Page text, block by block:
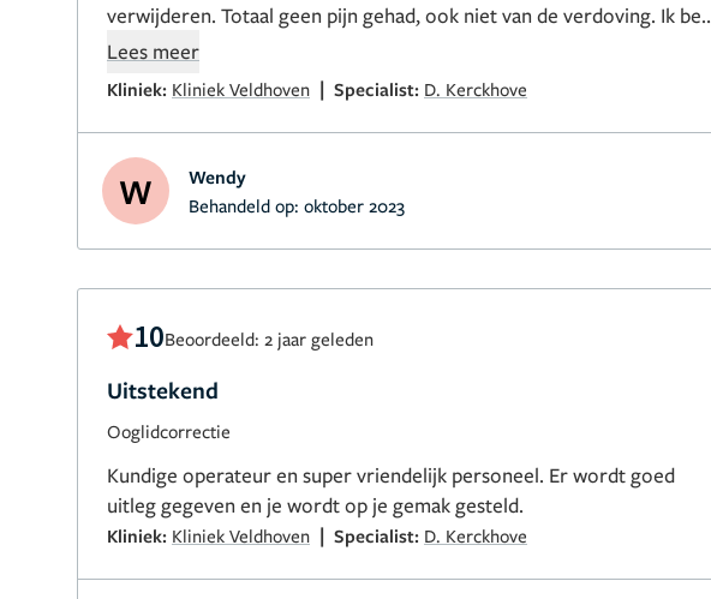
verwijderen. Totaal geen pijn gehad, ook niet van de verdoving. Ik ben
tot nu toe heel tevreden.
Lees meer
Kliniek: Kliniek Veldhoven | Specialist: D. Kerckhove
W
Wendy
Behandeld op: oktober 2023
10Beoordeeld: 2 jaar geleden
Uitstekend
Ooglidcorrectie
Kundige operateur en super vriendelijk personeel. Er wordt goed
uitleg gegeven en je wordt op je gemak gesteld.
Kliniek: Kliniek Veldhoven | Specialist: D. Kerckhove